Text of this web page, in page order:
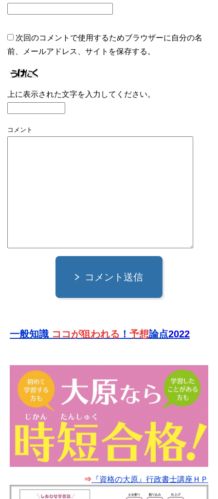
次回のコメントで使用するためブラウザーに自分の名
前、メールアドレス、サイトを保存する。
上に表示された文字を入力してください。
コメント
コメント送信
一般知識 ココが狙われる ！ 予想論点2022
⇒ 『資格の大原』行政書士講座ＨＰ